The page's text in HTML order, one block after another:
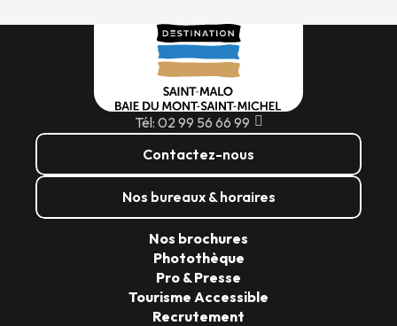
Tél: 02 99 56 66 99
Contactez-nous
Nos bureaux & horaires
Nos brochures
Photothèque
Pro & Presse
Tourisme Accessible
Recrutement